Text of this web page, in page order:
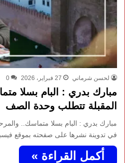
لحسن شرماني 27 فبراير، 2026 0
مبارك بدري : البام بسلا
المقبلة تتطلب وحدة الصف
مبارك بدري : البام بسلا متماسك..
في تدوينة نشرها على صفحته بموقع
أكمل القراءة »